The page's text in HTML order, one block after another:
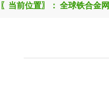
〖当前位置〗： 全球铁合金网